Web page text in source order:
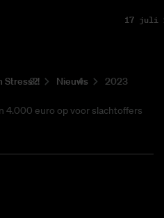
17 juli
Stress?! Nieuws
2023
4.000 euro op voor slachtoffers